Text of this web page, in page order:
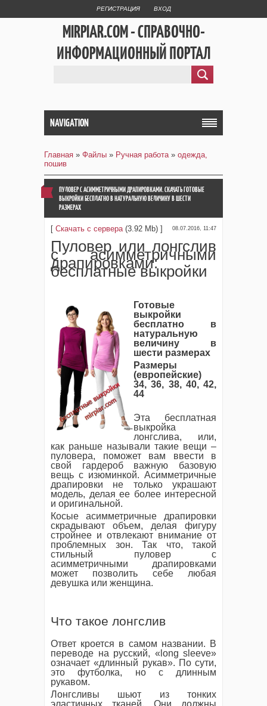
РЕГИСТРАЦИЯ ВХОД
MIRPIAR.COM - СПРАВОЧНО-
ИНФОРМАЦИОННЫЙ ПОРТАЛ
NAVIGATION
Главная » Файлы » Ручная работа» одежда,
пошив
ПУЛОВЕР С АСИММЕТРИЧНЫМИ ДРАПИРОВКАМИ. СКАЧАТЬ ГОТОВЫЕ
ВЫКРОЙКИ БЕСПЛАТНО В НАТУРАЛЬНУЮ ВЕЛИЧИНУ В ШЕСТИ
РАЗМЕРАХ
[ Скачать с сервера(3.92 Mb) ] 08.07.2016, 11:47
Пуловер или лонгслив
с асимметричными
драпировками:
бесплатные выкройки
Готовые
выкройки
бесплатно в
натуральную
величину в
шести размерах
Размеры
(европейские)
34, 36, 38, 40, 42,
44
Эта бесплатная
выкройка
лонгслива, или,
как раньше называли такие вещи –
пуловера, поможет вам ввести в
свой гардероб важную базовую
вещь с изюминкой. Асимметричные
драпировки не только украшают
модель, делая ее более интересной
и оригинальной.
Косые асимметричные драпировки
скрадывают объем, делая фигуру
стройнее и отвлекают внимание от
проблемных зон. Так что, такой
стильный пуловер с
асимметричными драпировками
может позволить себе любая
девушка или женщина.
Что такое лонгслив
Ответ кроется в самом названии. В
переводе на русский, «long sleeve»
означает «длинный рукав». По сути,
это футболка, но с длинным
рукавом.
Лонгсливы шьют из тонких
эластичных тканей. Они должны